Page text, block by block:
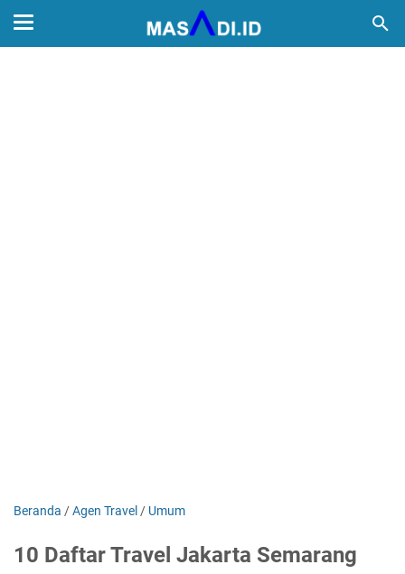
Beranda /Agen Travel / Umum
10 Daftar Travel Jakarta Semarang